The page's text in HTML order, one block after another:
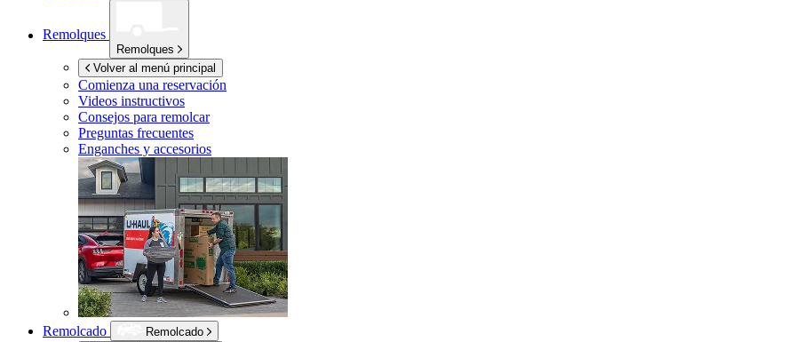
Remolques
Remolques
Volver al menú principal
Comienza una reservación
Videos instructivos
Consejos para remolcar
Preguntas frecuentes
Enganches y accesorios
Remolcado
Remolcado